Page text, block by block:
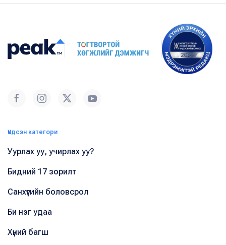
Үндсэн категори
Уурлах уу, учирлах уу?
Бидний 17 зорилт
Санхүүгийн боловсрол
Би нэг удаа
Хүний багш